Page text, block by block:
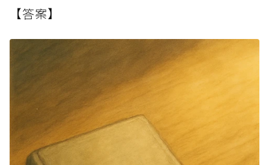
【答案】